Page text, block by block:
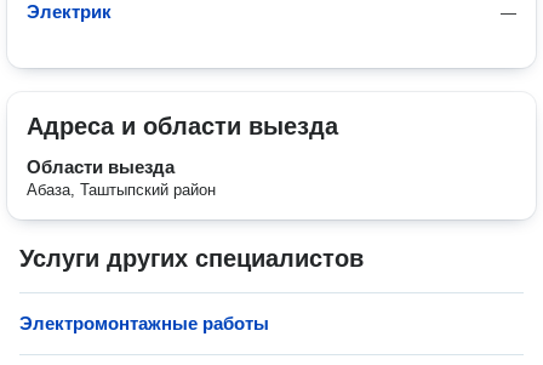
—
Электрик
Адреса и области выезда
Области выезда
Абаза, Таштыпский район
Услуги других специалистов
Электромонтажные работы